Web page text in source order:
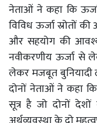
नेताओं ने कहा कि
विविध ऊर्जा स्रोतों
और सहयोग की
नवीकरणीय ऊर्जा से
लेकर मजबूत बुनियादी
दोनों नेताओं ने कहा
सूत्र है जो दोनों